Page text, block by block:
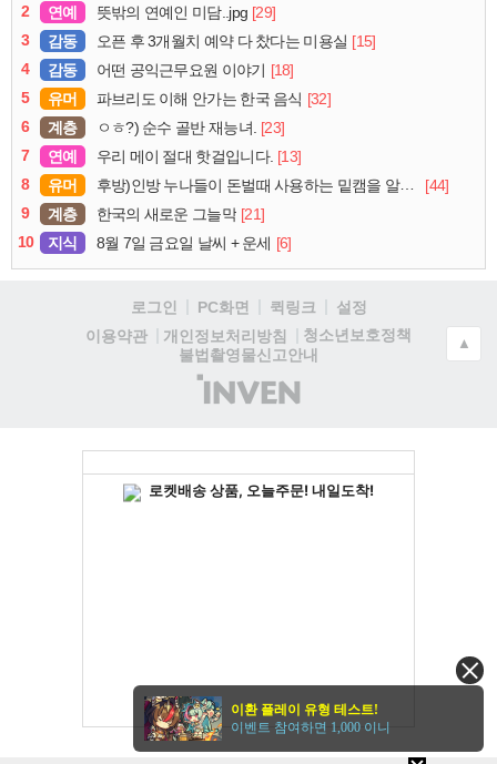
2
연예 뜻밖의 연예인 미담..jpg [29]
3
감동 오픈 후 3개월치 예약 다 찼다는 미용실 [15]
4
감동 어떤 공익근무요원 이야기 [18]
5
유머 파브리도 이해 안가는 한국 음식 [32]
6
계층 ㅇㅎ?) 순수 골반 재능녀. [23]
7
연예 우리 메이 절대 핫걸입니다. [13]
8
유머 후방)인방 누나들이 돈벌때 사용하는 밑캠을 알아보자
[44]
9
계층 한국의 새로운 그늘막 [21]
10
지식 8월 7일 금요일 날씨 + 운세 [6]
로그인 PC화면 퀵링크
설정
이용약관
개인정보처리방침
청소년보호정책
불법촬영물신고안내
(주)
인
▲
이환 플레이 유형 테스트!
이벤트 참여하면 1,000 이니